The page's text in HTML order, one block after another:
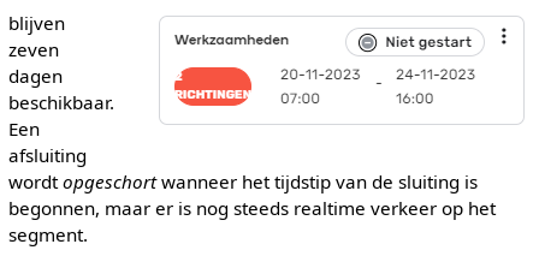
blijven
zeven
dagen
beschikbaar.
Een
afsluiting
wordtopgeschortwanneer het tijdstip van de sluiting is
begonnen, maar er is nog steeds realtime verkeer op het
segment.